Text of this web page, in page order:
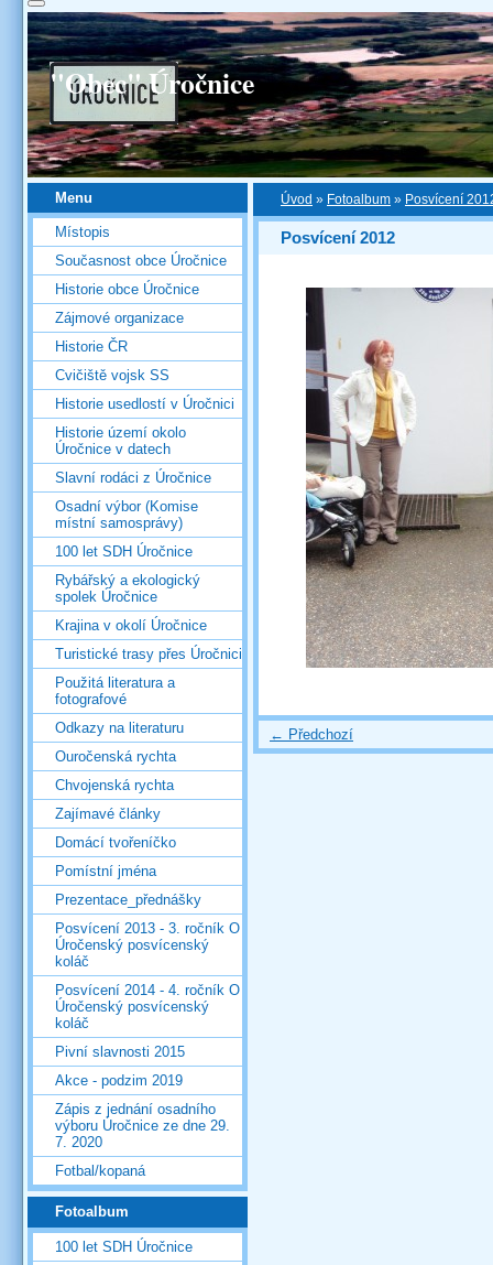
"Obec" Úročnice
Úvod » Fotoalbum » Posvícení
Posvícení 2012
← Předchozí
Menu
Místopis
Současnost obce Úročnice
Historie obce Úročnice
Zájmové organizace
Historie ČR
Cvičiště vojsk SS
Historie usedlostí v Úročnici
Historie území okolo
Úročnice v datech
Slavní rodáci z Úročnice
Osadní výbor (Komise
místní samosprávy)
100 let SDH Úročnice
Rybářský a ekologický
spolek Úročnice
Krajina v okolí Úročnice
Turistické trasy přes Úročnici
Použitá literatura a
fotografové
Odkazy na literaturu
Ouročenská rychta
Chvojenská rychta
Zajímavé články
Domácí tvořeníčko
Pomístní jména
Prezentace_přednášky
Posvícení 2013 - 3. ročník O
Úročenský posvícenský
koláč
Posvícení 2014 - 4. ročník O
Úročenský posvícenský
koláč
Pivní slavnosti 2015
Akce - podzim 2019
Zápis z jednání osadního
výboru Úročnice ze dne 29.
7. 2020
Fotbal/kopaná
Fotoalbum
100 let SDH Úročnice